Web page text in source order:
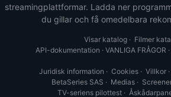
streamingplattformar. Ladda ner
du gillar och få omedelbara
Visar katalog · Filmer
API-dokumentation · VANLIGA FRÅGOR ·
Juridisk information · Cookies · Villkor ·
BetaSeries SAS · Medias·
TV-seriens pilottest ·